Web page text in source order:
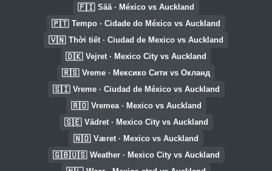
🇫🇮 Sää · México vs Auckland
🇵🇹 Tempo · Cidade do México vs Auckland
🇻🇳 Thời tiết · Ciudad de Mexico vs Auckland
🇩🇰 Vejret · Mexico City vs Auckland
🇷🇸 Vreme · Мексико Сити vs Окланд
🇸🇮 Vreme · Ciudad de México vs Auckland
🇷🇴 Vremea · Mexico vs Auckland
🇸🇪 Vädret · Mexico City vs Auckland
🇳🇴 Været · Mexico vs Auckland
🇬🇧🇺🇸 Weather · Mexico City vs Auckland